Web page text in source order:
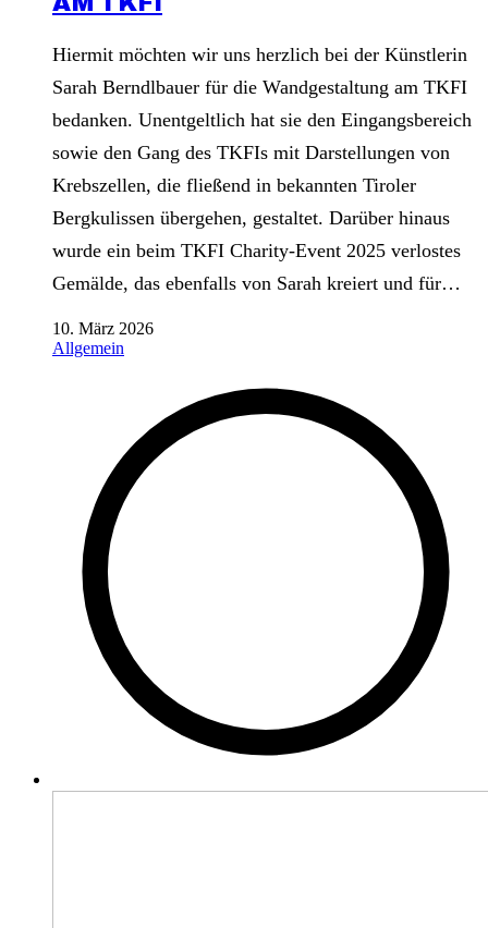
Hiermit möchten wir uns herzlich bei der Künstlerin
Sarah Berndlbauer für die Wandgestaltung am TKFI
bedanken. Unentgeltlich hat sie den Eingangsbereich
sowie den Gang des TKFIs mit Darstellungen von
Krebszellen, die fließend in bekannten Tiroler
Bergkulissen übergehen, gestaltet. Darüber hinaus
wurde ein beim TKFI Charity-Event 2025 verlostes
Gemälde, das ebenfalls von Sarah kreiert und für…
10. März 2026
Allgemein